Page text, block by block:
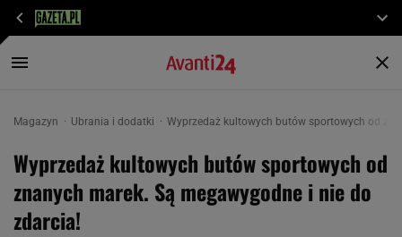
Magazyn Ubrania i dodatki Wyprzedaż kultowych butów sportowych od
Wyprzedaż kultowych butów sportowych od
znanych marek. Są megawygodne i nie do
zdarcia!